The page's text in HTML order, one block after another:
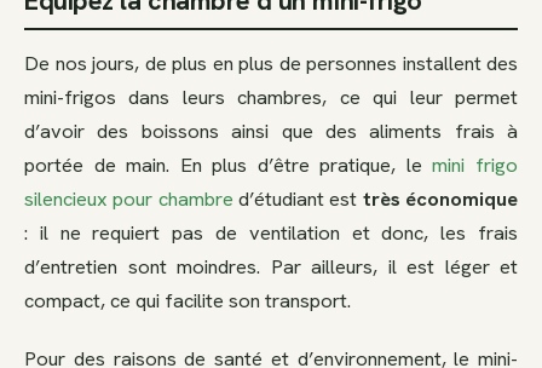
De nos jours, de plus en plus de personnes installent des
mini-frigos dans leurs chambres, ce qui leur permet
d’avoir des boissons ainsi que des aliments frais à
portée de main. En plus d’être pratique, lemini frigo
silencieux pour chambre d’étudiant est très économique
: il ne requiert pas de ventilation et donc, les frais
d’entretien sont moindres. Par ailleurs, il est léger et
compact, ce qui facilite son transport.
Pour des raisons de santé et d’environnement, le mini-